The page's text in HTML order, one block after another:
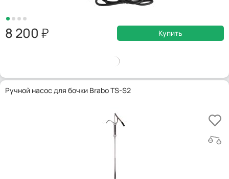
8 200 Купить
Ручной насос для бочки Brabo TS-S2